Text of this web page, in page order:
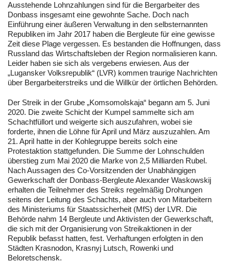
Ausstehende Lohnzahlungen sind für die Bergarbeiter des
Donbass insgesamt eine gewohnte Sache. Doch nach
Einführung einer äußeren Verwaltung in den selbsternannten
Republiken im Jahr 2017 haben die Bergleute für eine gewisse
Zeit diese Plage vergessen. Es bestanden die Hoffnungen, dass
Russland das Wirtschaftsleben der Region normalisieren kann.
Leider haben sie sich als vergebens erwiesen. Aus der
„Lugansker Volksrepublik“ (LVR) kommen traurige Nachrichten
über Bergarbeiterstreiks und die Willkür der örtlichen Behörden.
Der Streik in der Grube „Komsomolskaja“ begann am 5. Juni
2020. Die zweite Schicht der Kumpel sammelte sich am
Schachtfüllort und weigerte sich auszufahren, wobei sie
forderte, ihnen die Löhne für April und März auszuzahlen. Am
21. April hatte in der Kohlegruppe bereits solch eine
Protestaktion stattgefunden. Die Summe der Lohnschulden
überstieg zum Mai 2020 die Marke von 2,5 Milliarden Rubel.
Nach Aussagen des Co-Vorsitzenden der Unabhängigen
Gewerkschaft der Donbass-Bergleute Alexander Waskowskij
erhalten die Teilnehmer des Streiks regelmäßig Drohungen
seitens der Leitung des Schachts, aber auch von Mitarbeitern
des Ministeriums für Staatssicherheit (MfS) der LVR. Die
Behörde nahm 14 Bergleute und Aktivisten der Gewerkschaft,
die sich mit der Organisierung von Streikaktionen in der
Republik befasst hatten, fest. Verhaftungen erfolgten in den
Städten Krasnodon, Krasnyj Lutsch, Rowenki und
Beloretschensk.